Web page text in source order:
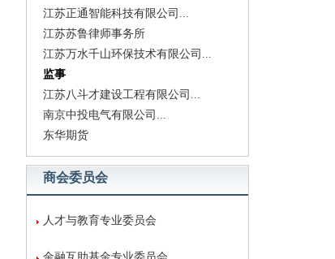
江苏正通智能科技有限公司...
江苏苏鲁律师事务所
江苏万水千山环保技术有限公司...
监事
江苏八斗才建设工程有限公司...
南京中投电气有限公司...
东华期货
商会委员会
人才与教育专业委员会